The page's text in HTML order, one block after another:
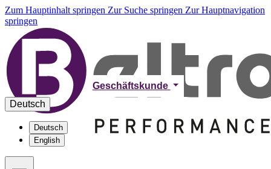
Zum Hauptinhalt springen Zur Suche springen Zur Hauptnavigation
springen
Geschäftskunde
Deutsch
Deutsch
English